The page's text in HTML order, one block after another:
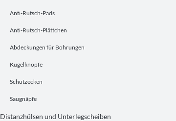
Anti-Rutsch-Pads
Anti-Rutsch-Plättchen
Abdeckungen für Bohrungen
Kugelknöpfe
Schutzecken
Saugnäpfe
Distanzhülsen und Unterlegscheiben